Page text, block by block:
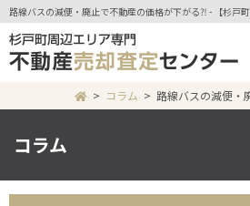
路線バスの減便・廃止で不動産の価格が下がる⁈ - 【杉戸
コラム 路線バスの減便・
コラム